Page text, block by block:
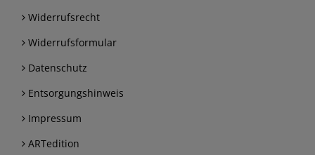
Widerrufsrecht
Widerrufsformular
Datenschutz
Entsorgungshinweis
Impressum
ARTedition